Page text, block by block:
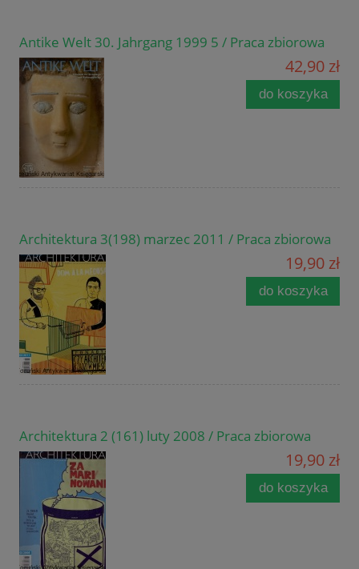
Antike Welt 30. Jahrgang 1999 5 / Praca zbiorowa
42,90 zł
do koszyka
Architektura 3(198) marzec 2011 / Praca zbiorowa
19,90 zł
do koszyka
Architektura 2 (161) luty 2008 / Praca zbiorowa
19,90 zł
do koszyka